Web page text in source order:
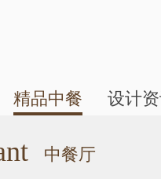
精品中餐 设计
中餐厅